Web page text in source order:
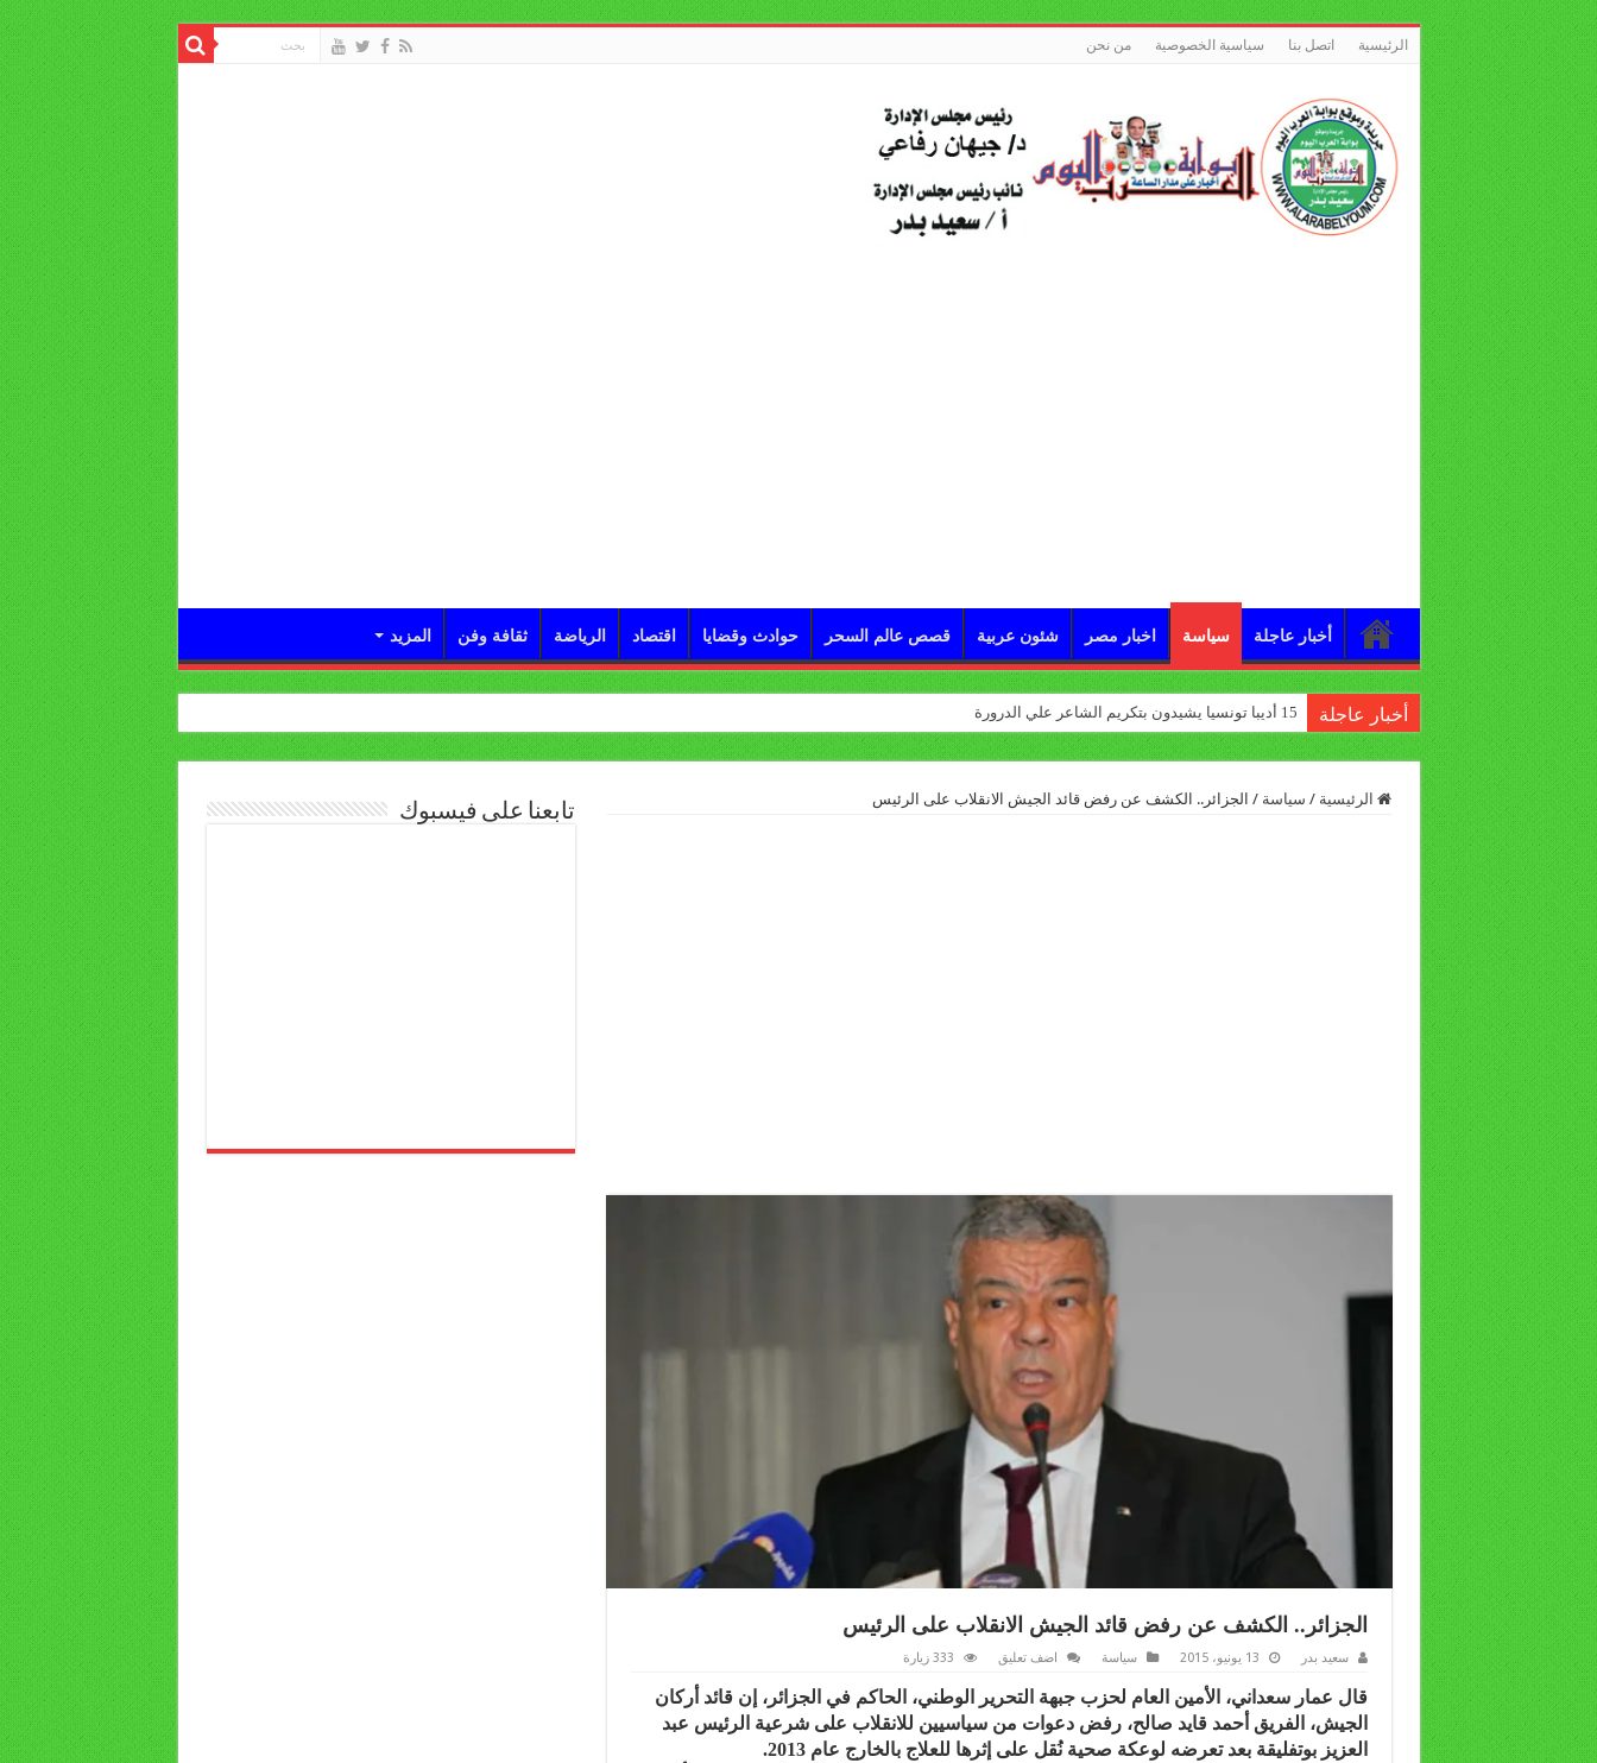
الرئيسية اتصل بنا سياسية الخصوصية من نحن
أخبار عاجلة سياسة اخبار مصر شئون عربية قصص عالم السحر حوادث وقضايا اقتصاد الرياضة ثقافة وفن المزيد
أخبار عاجلة 15 أديبا تونسيا يشيدون بتكريم الشاعر علي الدرورة
الرئيسية / سياسة / الجزائر.. الكشف عن رفض قائد الجيش الانقلاب على الرئيس
الجزائر.. الكشف عن رفض قائد الجيش الانقلاب على الرئيس
سعيد بدر 13 يونيو، 2015 سياسة اضف تعليق 333 زيارة
قال عمار سعداني، الأمين العام لحزب جبهة التحرير الوطني، الحاكم في الجزائر، إن قائد أركان
الجيش، الفريق أحمد قايد صالح، رفض دعوات من سياسيين للانقلاب على شرعية الرئيس عبد
العزيز بوتفليقة بعد تعرضه لوعكة صحية نُقل على إثرها للعلاج بالخارج عام 2013.
تابعنا على فيسبوك